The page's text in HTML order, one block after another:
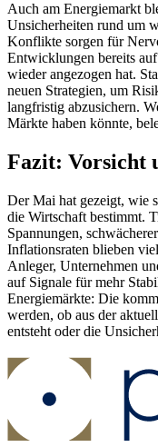
Auch am Energiemarkt
Unsicherheiten rund um
Konflikte sorgen für
Entwicklungen bereits
wieder angezogen hat.
neuen Strategien, um
langfristig abzusichern.
Märkte haben könnte,
Fazit: Vorsicht
Der Mai hat gezeigt, wie
die Wirtschaft bestimmt.
Spannungen,
Inflationsraten blieben
Anleger, Unternehmen
auf Signale für mehr
Energiemärkte: Die
werden, ob aus der
entsteht oder die